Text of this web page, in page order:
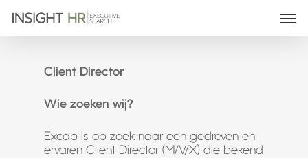
Client Director
Wie zoeken wij?
Excap is op zoek naar een gedreven en
ervaren Client Director (M/V/X) die bekend